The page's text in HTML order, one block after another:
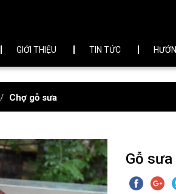
GIỚI THIỆU TIN TỨC
Chợ gỗ sưa
Gỗ